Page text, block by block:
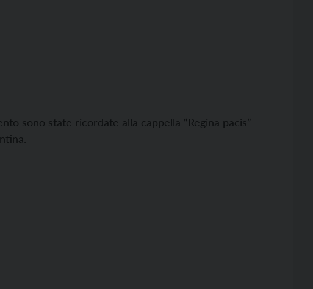
sono state ricordate alla cappella “Regina pacis”